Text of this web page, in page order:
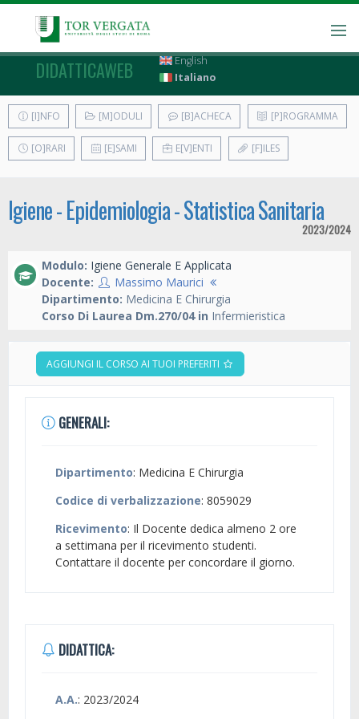
DIDATTICAWEB
English
Italiano
[I]NFO [M]ODULI [B]ACHECA [P]ROGRAMMA
[O]RARI [E]SAMI E[V]ENTI [F]ILES
Igiene - Epidemiologia - Statistica Sanitaria
2023/2024
Modulo: Igiene Generale E Applicata
Docente:
Massimo Maurici
Dipartimento: Medicina E Chirurgia
Corso Di Laurea Dm.270/04 in Infermieristica
AGGIUNGI IL CORSO AI TUOI PREFERITI
GENERALI:
Dipartimento: Medicina E Chirurgia
Codice di verbalizzazione: 8059029
Ricevimento: Il Docente dedica almeno 2 ore
a settimana per il ricevimento studenti.
Contattare il docente per concordare il giorno.
DIDATTICA:
A.A.: 2023/2024